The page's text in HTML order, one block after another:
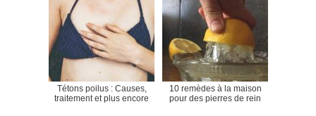
Tétons poilus : Causes,
traitement et plus encore
10 remèdes à la maison
pour des pierres de rein